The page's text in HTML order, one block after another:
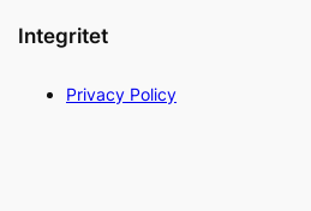
Integritet
Privacy Policy